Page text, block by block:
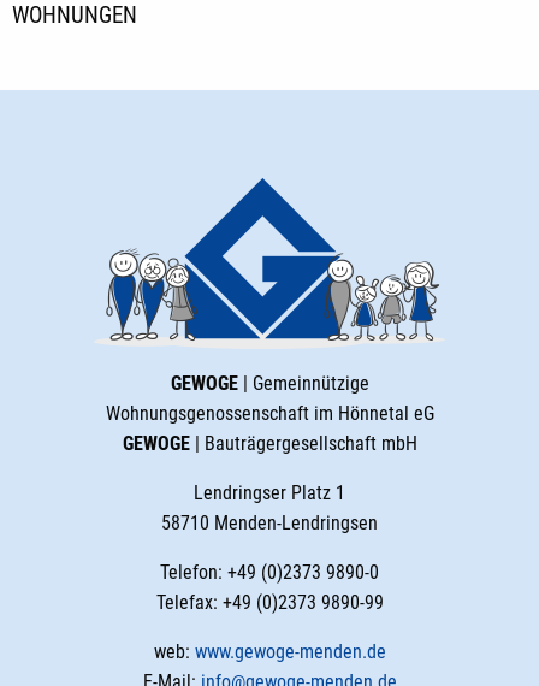
WOHNUNGEN
GEWOGE| Gemeinnützige
Wohnungsgenossenschaft im Hönnetal eG
GEWOGE| Bauträgergesellschaft mbH
Lendringser Platz 1
58710 Menden-Lendringsen
Telefon: +49 (0)2373 9890-0
Telefax: +49 (0)2373 9890-99
web: www.gewoge-menden.de